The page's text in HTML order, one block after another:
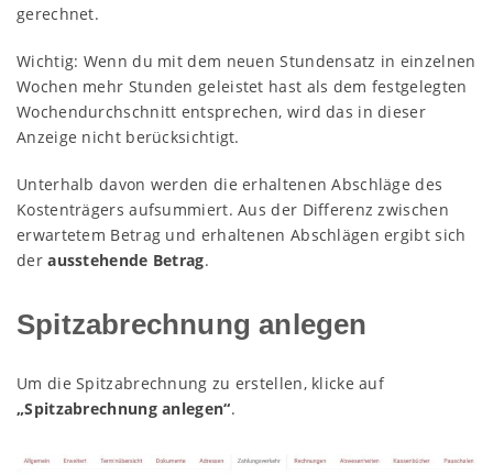
gerechnet.
Wichtig: Wenn du mit dem neuen Stundensatz in einzelnen
Wochen mehr Stunden geleistet hast als dem festgelegten
Wochendurchschnitt entsprechen, wird das in dieser
Anzeige nicht berücksichtigt.
Unterhalb davon werden die erhaltenen Abschläge des
Kostenträgers aufsummiert. Aus der Differenz zwischen
erwartetem Betrag und erhaltenen Abschlägen ergibt sich
derausstehende Betrag.
Spitzabrechnung anlegen
Um die Spitzabrechnung zu erstellen, klicke auf
„Spitzabrechnung anlegen“.